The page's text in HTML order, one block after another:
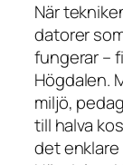
När
datorer
fungerar –
Högdalen.
miljö,
till halva
det